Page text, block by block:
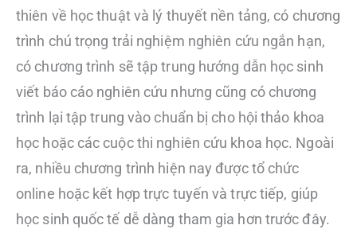
thiên về học thuật và lý thuyết nền tảng, có chương
trình chú trọng trải nghiệm nghiên cứu ngắn hạn,
có chương trình sẽ tập trung hướng dẫn học sinh
viết báo cáo nghiên cứu nhưng cũng có chương
trình lại tập trung vào chuẩn bị cho hội thảo khoa
học hoặc các cuộc thi nghiên cứu khoa học. Ngoài
ra, nhiều chương trình hiện nay được tổ chức
online hoặc kết hợp trực tuyến và trực tiếp, giúp
học sinh quốc tế dễ dàng tham gia hơn trước đây.